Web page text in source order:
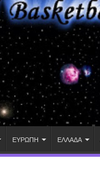
ΕΥΡΩΠΗ ΕΛΛΑΔΑ